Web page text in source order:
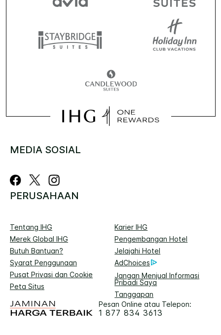
MEDIA SOSIAL
PERUSAHAAN
Tentang IHG
Karier IHG
Merek Global IHG
Pengembangan Hotel
Butuh Bantuan?
Jelajahi Hotel
Syarat Penggunaan
AdChoices
Pusat Privasi dan Cookie
Jangan Menjual Informasi
Pribadi Saya
Peta Situs
Tanggapan
Pesan Online atau Telepon:
1 877 834 3613